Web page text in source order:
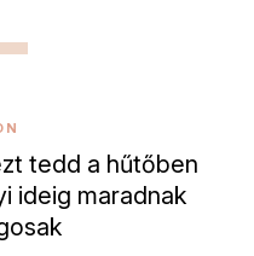
tedd a hűtőben
ideig maradnak